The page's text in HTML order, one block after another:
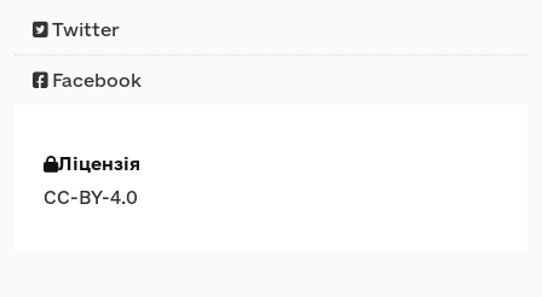
Twitter
Facebook
Ліцензія
CC-BY-4.0